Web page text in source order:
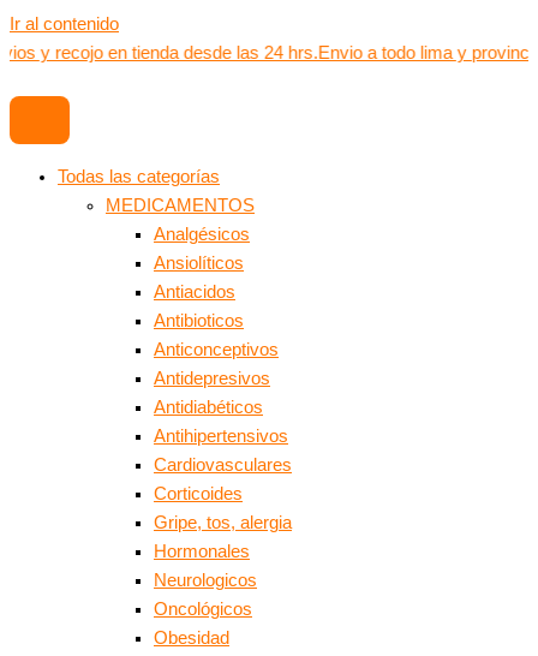
Ir al contenido
y recojo en tienda desde las 24 hrs.Envio a todo lima y
Todas las categorías
MEDICAMENTOS
Analgésicos
Ansiolíticos
Antiacidos
Antibioticos
Anticonceptivos
Antidepresivos
Antidiabéticos
Antihipertensivos
Cardiovasculares
Corticoides
Gripe, tos, alergia
Hormonales
Neurologicos
Oncológicos
Obesidad